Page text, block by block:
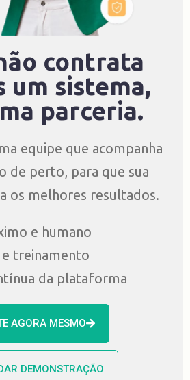
contrata
um sistema,
parceria.
equipe que acompanha
de perto, para que sua
os melhores resultados.
e humano
treinamento
da plataforma
AGORA MESMO
DEMONSTRAÇÃO